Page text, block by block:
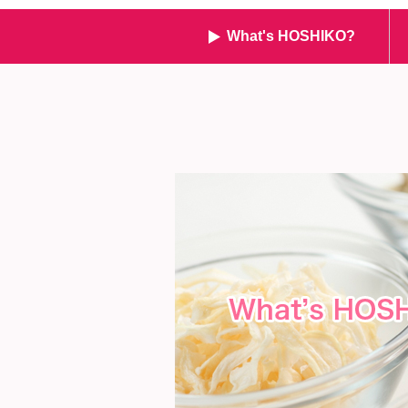
What's HOSHIKO?